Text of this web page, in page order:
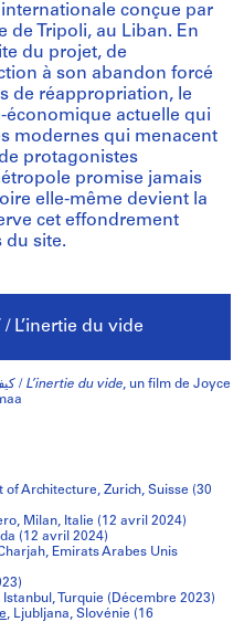
conçue par
de Tripoli, au Liban. En
du projet, de
à son abandon forcé
de réappropriation, le
économique actuelle qui
modernes qui menacent
protagonistes
promise jamais
elle-même devient la
cet effondrement
du site.
كیف لا نغرق في السراب / L’inertie du vide
Bande annonce de كیف لا نغرق في السراب / L’inertie du vide, un film de Joyce
of Architecture, Zurich, Suisse (30
Milan, Italie (12 avril 2024)
(12 avril 2024)
Emirats Arabes Unis
Istanbul, Turquie (Décembre 2023)
, Ljubljana, Slovénie (16